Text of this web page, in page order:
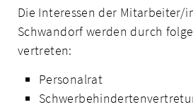
Die Interessen der Mitarbeiter/
Schwandorf werden durch
vertreten:
Personalrat